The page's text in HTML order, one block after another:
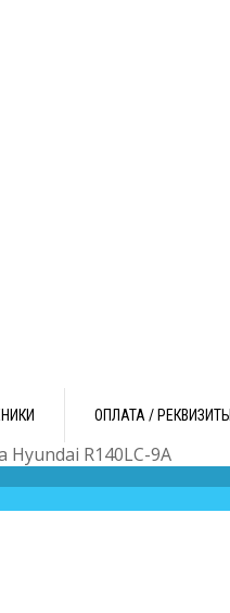
ОПЛАТА / РЕКВИЗИТЫ
Hyundai R140LC-9A